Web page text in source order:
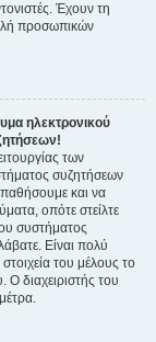
Έχουν τη
προσωπικών
ηλεκτρονικού
των
συζητήσεων
και να
οπότε στείλτε
συστήματος
Είναι πολύ
του μέλους το
Ο διαχειριστής του